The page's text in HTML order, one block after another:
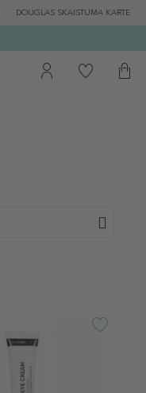
DOUGLAS SKAISTUMA KARTE